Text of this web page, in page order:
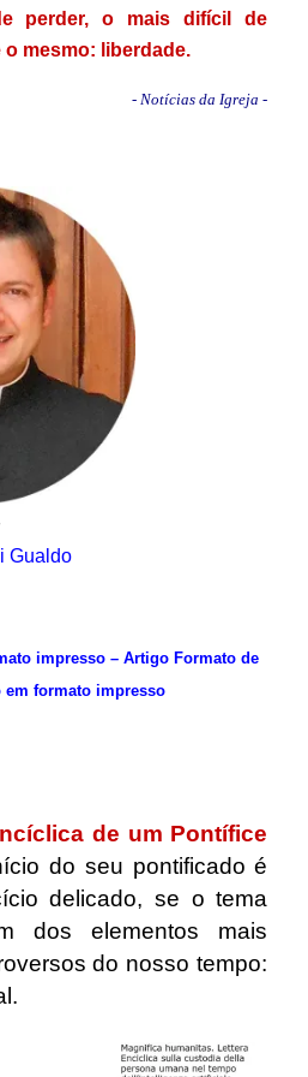
perder, o mais difícil de
mesmo: liberdade.
- Notícias da Igreja -
Gualdo
impresso – Artigo Formato de
formato impresso
de um Pontífice
do seu pontificado é
delicado, se o tema
dos elementos mais
do nosso tempo: